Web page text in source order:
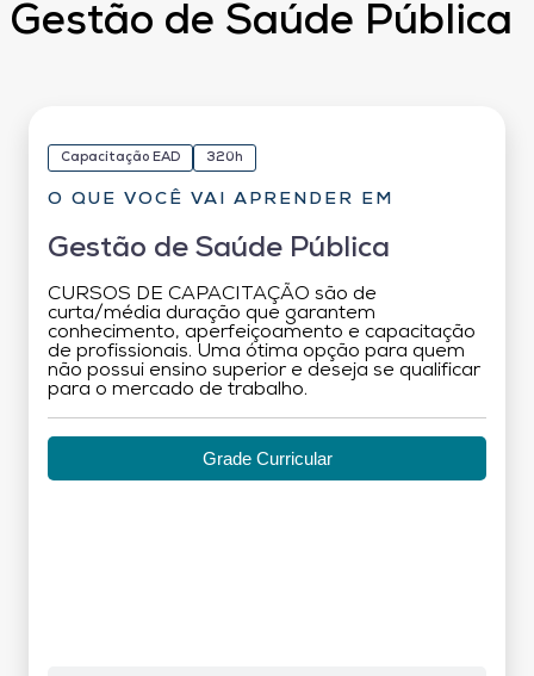
Gestão de Saúde Pública
Capacitação EAD 320h
O QUE VOCÊ VAI APRENDER EM
Gestão de Saúde Pública
CURSOS DE CAPACITAÇÃO são de
curta/média duração que garantem
conhecimento, aperfeiçoamento e capacitação
de profissionais. Uma ótima opção para quem
não possui ensino superior e deseja se qualificar
para o mercado de trabalho.
Grade Curricular